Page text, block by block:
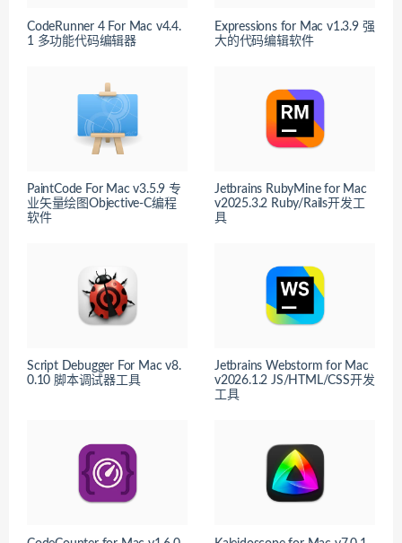
CodeRunner 4 For Mac v4.4.
1 多功能代码编辑器
Expressions for Mac v1.3.9 强
大的代码编辑软件
PaintCode For Mac v3.5.9 专
业矢量绘图Objective-C编程
软件
Jetbrains RubyMine for Mac
v2025.3.2 Ruby/Rails开发工
具
Script Debugger For Mac v8.
0.10 脚本调试器工具
Jetbrains Webstorm for Mac
v2026.1.2 JS/HTML/CSS开发
工具